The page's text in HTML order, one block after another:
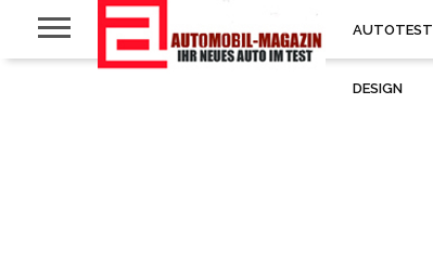
AUTOTEST
DESIGN